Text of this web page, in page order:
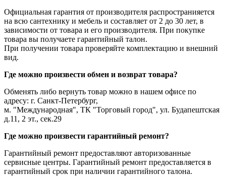
Официальная гарантия от производителя распространияется
на всю сантехнику и мебель и составляет от 2 до 30 лет, в
зависимости от товара и его производителя. При покупке
товара вы получаете гарантийный талон.
При получении товара проверяйте комплектацию и внешний
вид.
Где можно произвести обмен и возврат товара?
Обменять либо вернуть товар можно в нашем офисе по
адресу: г. Санкт-Петербург,
м. "Международная", ТК "Торговый город", ул. Будапештская
д.11, 2 эт., сек.29
Где можно произвести гарантийный ремонт?
Гарантийный ремонт предоставляют авторизованные
сервисные центры. Гарантийный ремонт предоставляется в
гарантийный срок при наличии гарантийного талона.